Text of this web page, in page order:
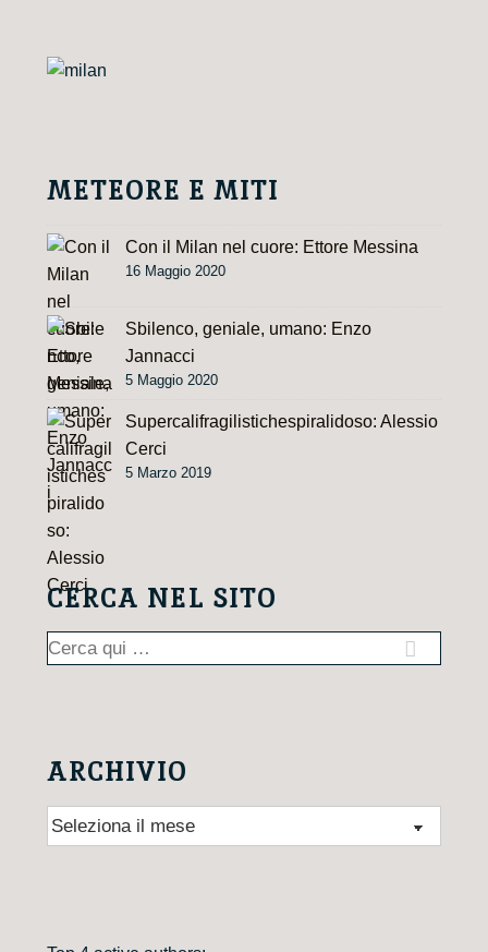
METEORE E MITI
Con il Milan nel cuore: Ettore Messina
16 Maggio 2020
Sbilenco, geniale, umano: Enzo
Jannacci
5 Maggio 2020
Supercalifragilistichespiralidoso: Alessio
Cerci
5 Marzo 2019
CERCA NEL SITO
Cerca:
ARCHIVIO
Archivio